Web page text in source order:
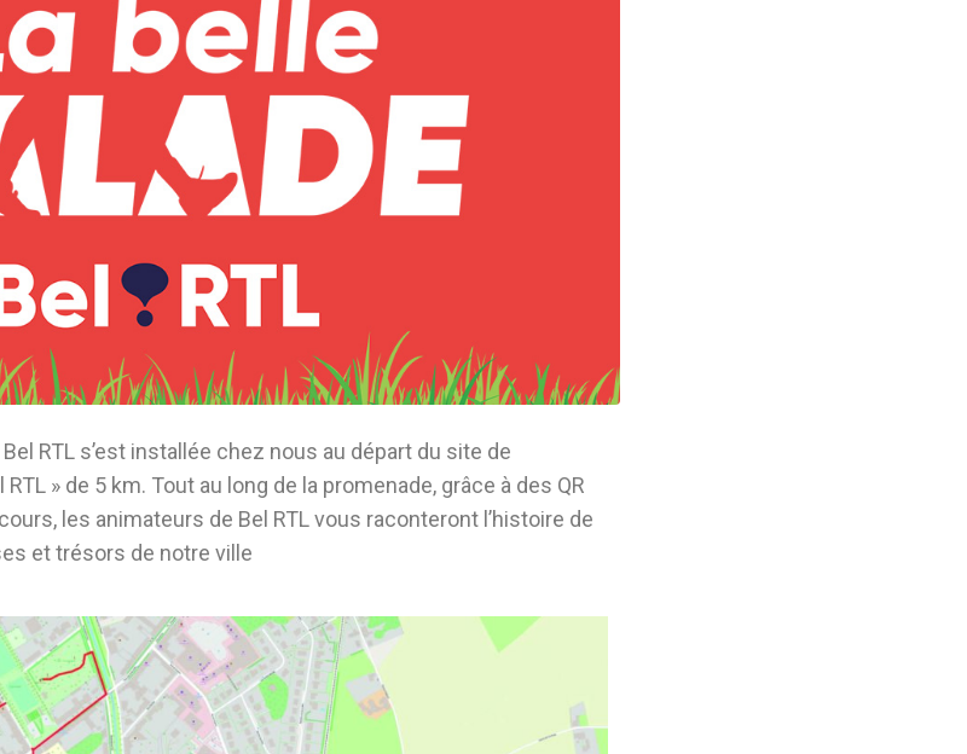
RTL s’est installée chez nous au départ du site de
RTL » de 5 km. Tout au long de la promenade, grâce à des QR
les animateurs de Bel RTL vous raconteront l’histoire de
et trésors de notre ville